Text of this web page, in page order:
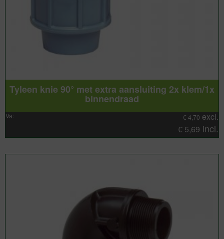
Tyleen knie 90° met extra aansluiting 2x klem/1x
binnendraad
Va: € 4,70excl.
€ 5,69 incl.